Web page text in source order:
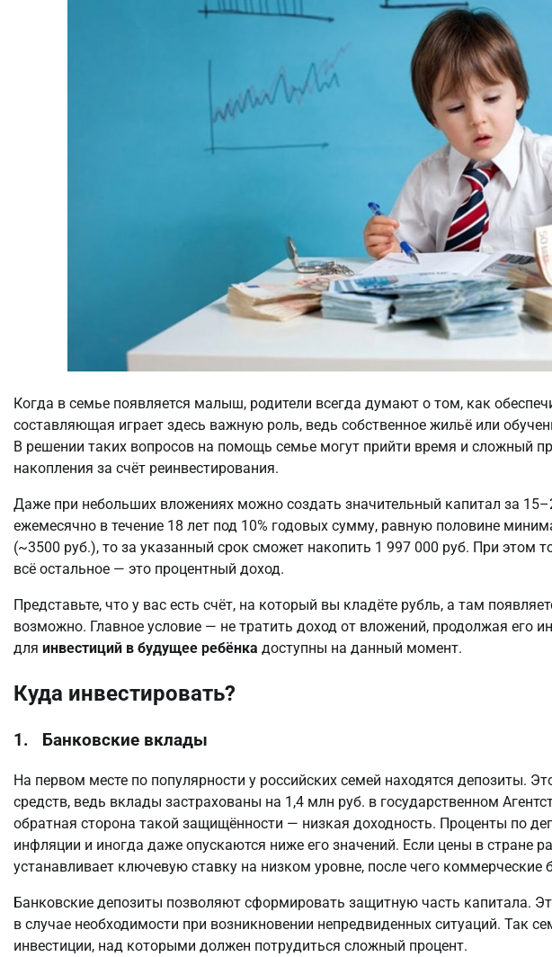
Когда в семье появляется малыш, родители всегда думают о том, как
составляющая играет здесь важную роль, ведь собственное жильё или
В решении таких вопросов на помощь семье могут прийти время и сложный
накопления за счёт реинвестирования.
Даже при небольших вложениях можно создать значительный капитал за
ежемесячно в течение 18 лет под 10% годовых сумму, равную половине
(~3500 руб.), то за указанный срок сможет накопить 1 997 000 руб. При этом
всё остальное — это процентный доход.
Представьте, что у вас есть счёт, на который вы кладёте рубль, а там
возможно. Главное условие — не тратить доход от вложений, продолжая его
для инвестиций в будущее ребёнка доступны на данный момент.
Куда инвестировать?
1. Банковские вклады
На первом месте по популярности у российских семей находятся депозиты.
средств, ведь вклады застрахованы на 1,4 млн руб. в государственном
обратная сторона такой защищённости — низкая доходность. Проценты по
инфляции и иногда даже опускаются ниже его значений. Если цены в стране
устанавливает ключевую ставку на низком уровне, после чего
Банковские депозиты позволяют сформировать защитную часть капитала.
в случае необходимости при возникновении непредвиденных ситуаций. Так
инвестиции, над которыми должен потрудиться сложный процент.